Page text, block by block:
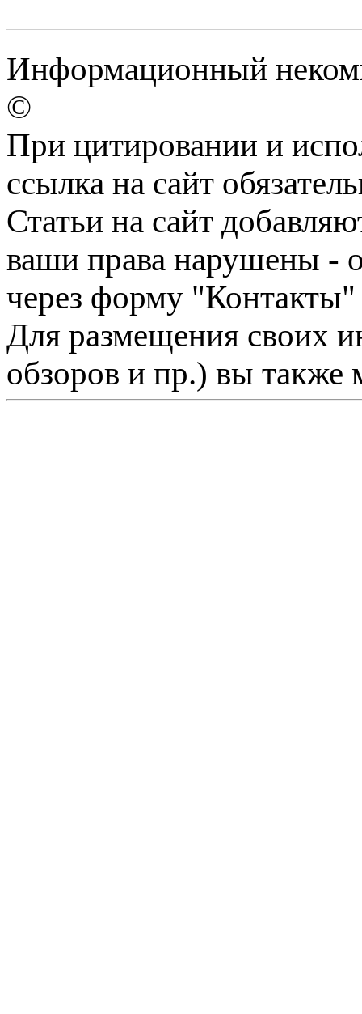
Информационный
©
При цитировании и
ссылка на сайт
Статьи на сайт
ваши права нарушены -
через форму "Контакты"
Для размещения своих
обзоров и пр.) вы также